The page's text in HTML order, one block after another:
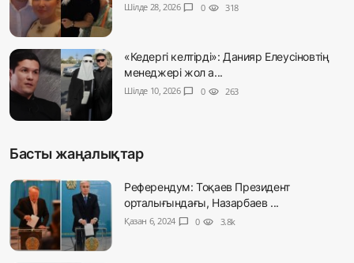
Шілде 28, 2026 chat_bubble 0 visibility 318
«Кедергі келтірді»: Данияр Елеусіновтің
менеджері жол а...
Шілде 10, 2026 chat_bubble 0 visibility 263
Басты жаңалықтар
Референдум: Тоқаев Президент
орталығындағы, Назарбаев ...
Қазан 6, 2024 chat_bubble 0 visibility 3.8k